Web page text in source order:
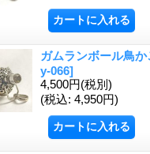
ガムランボール鳥
y-066]
4,500円(税別)
(税込: 4,950円)